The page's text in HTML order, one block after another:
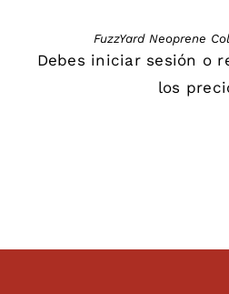
FuzzYard Neoprene
Debes iniciar sesión o
los